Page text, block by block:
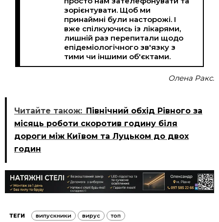
зорієнтувати. Щоб ми
принаймні були насторожі. І
вже спілкуючись із лікарями,
лишній раз перепитали щодо
епідеміологічного зв'язку з
тими чи іншими об'єктами.
Олена Ракс.
Читайте також: Північний обхід Рівного за
місяць роботи скоротив годину біля
дороги між Київом та Луцьком до двох
годин
ТЕГИ випускники вирус топ